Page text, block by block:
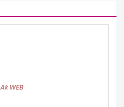
Ak WEB